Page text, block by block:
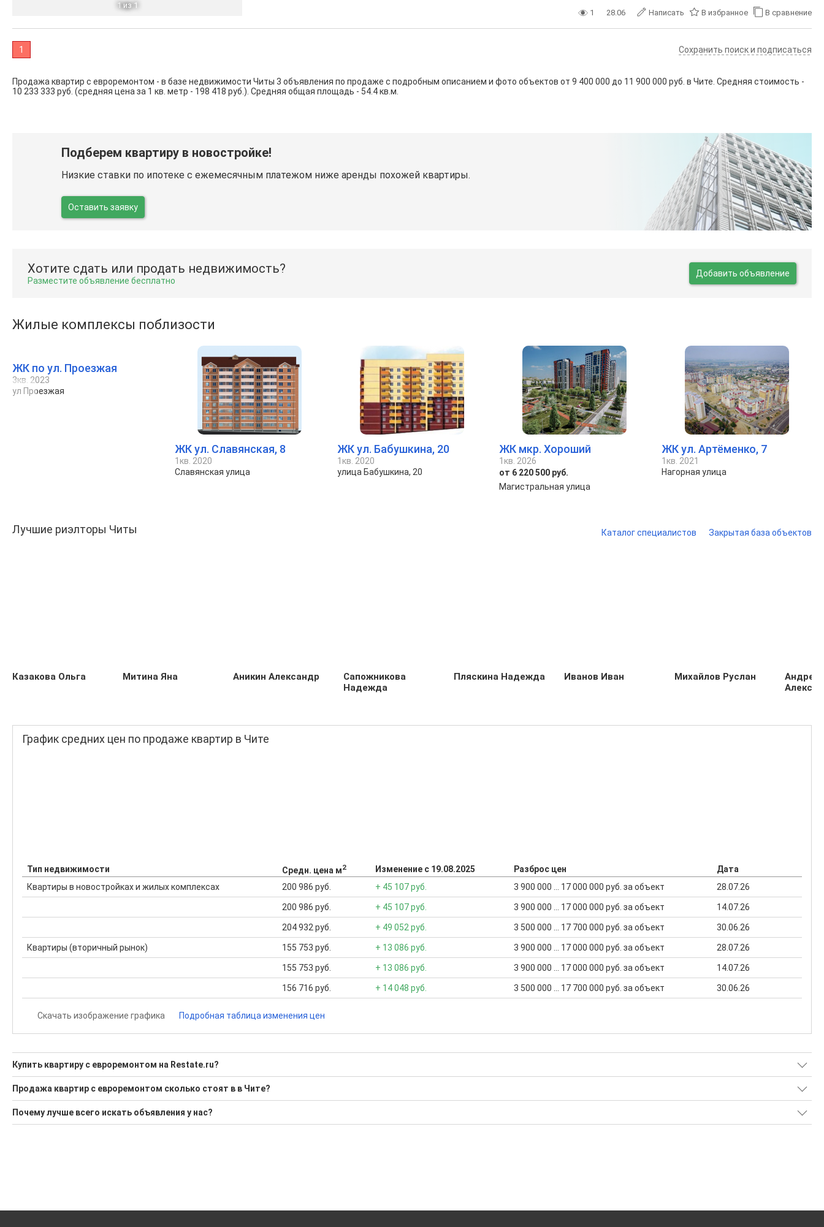
1 из 1
1 28.06 Написать В избранное В сравнение
1 Сохранить поиск и подписаться
Продажа квартир с евроремонтом - в базе недвижимости Читы 3 объявления по продаже с подробным описанием и фото объектов от 9 400 000 до 11 900 000 руб. в Чите. Средняя стоимость -
10 233 333 руб. (средняя цена за 1 кв. метр - 198 418 руб.). Средняя общая площадь - 54.4 кв.м.
Подберем квартиру в новостройке!
Низкие ставки по ипотеке с ежемесячным платежом ниже аренды похожей квартиры.
Оставить заявку
Хотите сдать или продать недвижимость?
Разместите объявление бесплатно
Добавить объявление
Жилые комплексы поблизости
ЖК по ул. Проезжая
3кв. 2023
ул Проезжая
ЖК ул. Славянская, 8
1кв. 2020
Славянская улица
ЖК ул. Бабушкина, 20
1кв. 2020
улица Бабушкина, 20
ЖК мкр. Хороший
1кв. 2026
от 6 220 500 руб.
Магистральная улица
ЖК ул. Артёменко, 7
1кв. 2021
Нагорная улица
Лучшие риэлторы Читы Каталог специалистов Закрытая база объектов
Казакова Ольга Митина Яна Аникин Александр
Сапожникова
Надежда
Пляскина Надежда Иванов Иван Михайлов Руслан
График средних цен по продаже квартир в Чите
Тип недвижимости Средн. цена м2 Изменение с 19.08.2025 Разброс цен
Дата
Квартиры в новостройках и жилых комплексах
200 986 руб. + 45 107 руб. 3 900 000 ... 17 000 000 руб. за объект 28.07.26
200 986 руб. + 45 107 руб. 3 900 000 ... 17 000 000 руб. за объект 14.07.26
204 932 руб. + 49 052 руб. 3 500 000 ... 17 700 000 руб. за объект 30.06.26
Квартиры (вторичный рынок) 155 753 руб. + 13 086 руб. 3 900 000 ... 17 000 000 руб. за объект 28.07.26
155 753 руб. + 13 086 руб. 3 900 000 ... 17 000 000 руб. за объект 14.07.26
156 716 руб. + 14 048 руб. 3 500 000 ... 17 700 000 руб. за объект 30.06.26
Скачать изображение графика Подробная таблица изменения цен
Купить квартиру с евроремонтом на Restate.ru?
3 актуальных и проверенных объявления
Продажа квартир с евроремонтом сколько стоят в в Чите?
Минимальная цена: 9 400 000 Р. Максимальная цена: 11 900 000 Р; Средняя: 10 233 333 Р
Средняя цена за м2: 198 418 Р
Почему лучше всего искать объявления у нас?